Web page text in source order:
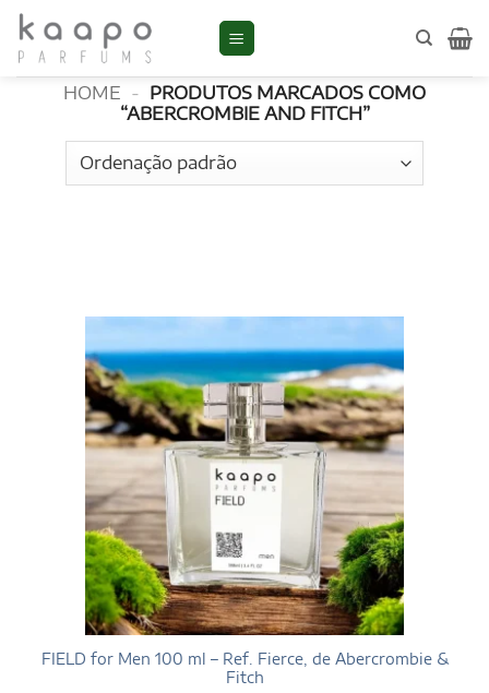
Skip
content
Abercrombie and Fitch
HOME - PRODUTOS MARCADOS COMO
“ABERCROMBIE AND FITCH”
FIELD for Men 100 ml – Ref. Fierce, de Abercrombie &
Fitch